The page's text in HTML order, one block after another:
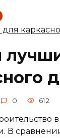
0 612
В